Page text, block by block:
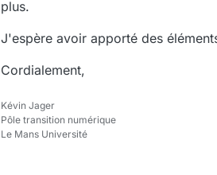
plus.
J'espère avoir apporté des
Cordialement,
Kévin Jager
Pôle transition numérique
Le Mans Université